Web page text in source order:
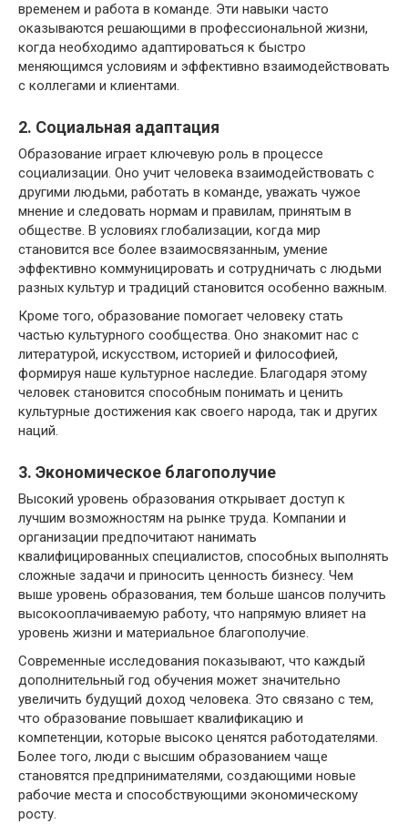
временем и работа в команде. Эти навыки часто
оказываются решающими в профессиональной жизни,
когда необходимо адаптироваться к быстро
меняющимся условиям и эффективно взаимодействовать
с коллегами и клиентами.
2. Социальная адаптация
Образование играет ключевую роль в процессе
социализации. Оно учит человека взаимодействовать с
другими людьми, работать в команде, уважать чужое
мнение и следовать нормам и правилам, принятым в
обществе. В условиях глобализации, когда мир
становится все более взаимосвязанным, умение
эффективно коммуницировать и сотрудничать с людьми
разных культур и традиций становится особенно важным.
Кроме того, образование помогает человеку стать
частью культурного сообщества. Оно знакомит нас с
литературой, искусством, историей и философией,
формируя наше культурное наследие. Благодаря этому
человек становится способным понимать и ценить
культурные достижения как своего народа, так и других
наций.
3. Экономическое благополучие
Высокий уровень образования открывает доступ к
лучшим возможностям на рынке труда. Компании и
организации предпочитают нанимать
квалифицированных специалистов, способных выполнять
сложные задачи и приносить ценность бизнесу. Чем
выше уровень образования, тем больше шансов получить
высокооплачиваемую работу, что напрямую влияет на
уровень жизни и материальное благополучие.
Современные исследования показывают, что каждый
дополнительный год обучения может значительно
увеличить будущий доход человека. Это связано с тем,
что образование повышает квалификацию и
компетенции, которые высоко ценятся работодателями.
Более того, люди с высшим образованием чаще
становятся предпринимателями, создающими новые
рабочие места и способствующими экономическому
росту.